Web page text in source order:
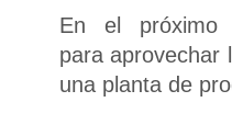
En el próximo
para aprovechar
una planta de